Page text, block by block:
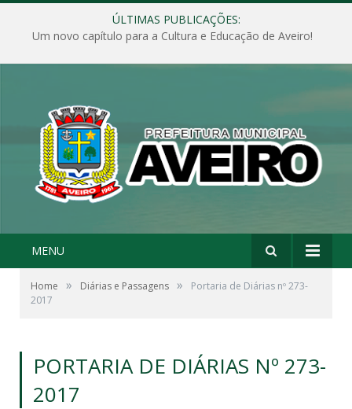
ÚLTIMAS PUBLICAÇÕES:
Um novo capítulo para a Cultura e Educação de Aveiro!
MENU
Home » Diárias e Passagens »
Portaria de Diárias nº 273-
2017
PORTARIA DE DIÁRIAS Nº 273-
2017